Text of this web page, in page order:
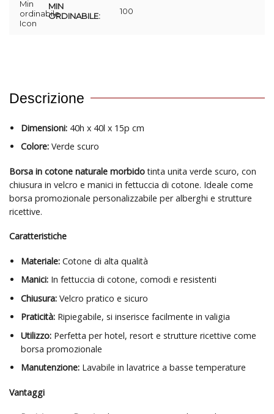
MIN
ORDINABILE:
100
Descrizione
Dimensioni:40h x 40l x 15p cm
Colore:Verde scuro
Borsa in cotone naturale morbidotinta unita verde scuro, con
chiusura in velcro e manici in fettuccia di cotone. Ideale come
borsa promozionale personalizzabile per alberghi e strutture
ricettive.
Caratteristiche
Materiale:Cotone di alta qualità
Manici:In fettuccia di cotone, comodi e resistenti
Chiusura:Velcro pratico e sicuro
Praticità:Ripiegabile, si inserisce facilmente in valigia
Utilizzo:Perfetta per hotel, resort e strutture ricettive come
borsa promozionale
Manutenzione:Lavabile in lavatrice a basse temperature
Vantaggi